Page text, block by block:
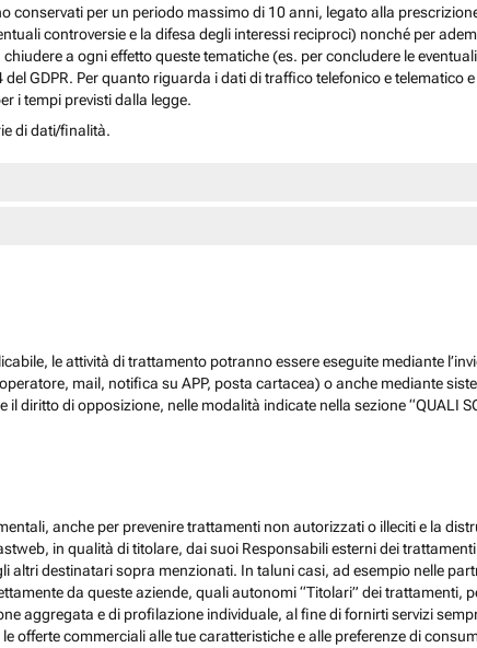
per un periodo massimo di 10 anni, legato alla
controversie e la difesa degli interessi reciproci) nonché per
a ogni effetto queste tematiche (es. per concludere le
GDPR. Per quanto riguarda i dati di traffico telefonico e
i tempi previsti dalla legge.
di dati/finalità.
le attività di trattamento potranno essere eseguite mediante
mail, notifica su APP, posta cartacea) o anche mediante
diritto di opposizione, nelle modalità indicate nella sezione “QUALI
anche per prevenire trattamenti non autorizzati o illeciti e la
in qualità di titolare, dai suoi Responsabili esterni dei
destinatari sopra menzionati. In taluni casi, ad esempio nelle
da queste aziende, quali autonomi “Titolari” dei trattamenti,
aggregata e di profilazione individuale, al fine di fornirti servizi
offerte commerciali alle tue caratteristiche e alle preferenze di